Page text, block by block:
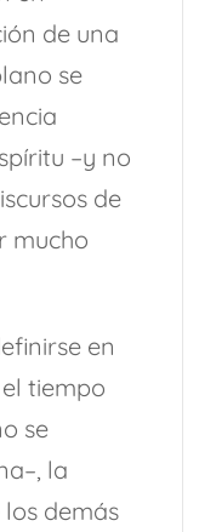
de una
se
–y no
de
mucho
en
tiempo
se
la
demás